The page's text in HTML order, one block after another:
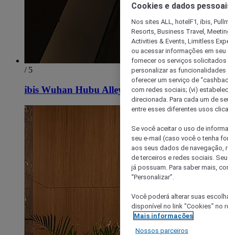
/ 5
ibis Wuhan Hubu Alley Hotel
Cookies e dados
Nos sites ALL, hotelF1, ibis,
Resorts, Business Travel,
Activities & Events, Limitless
ou acessar informações em
fornecer os serviços solicitados
personalizar as
oferecer um serviço de
com redes sociais; (vi)
direcionada. Para cada um de
entre esses diferentes usos
Se você aceitar o uso de
seu e-mail (caso você o tenha
aos seus dados de navegação,
de terceiros e redes sociais.
já possuam. Para saber mais,
“Personalizar”.
Você poderá alterar suas
disponível no link "Cookies" no
Mais informações
Nossos parceiros